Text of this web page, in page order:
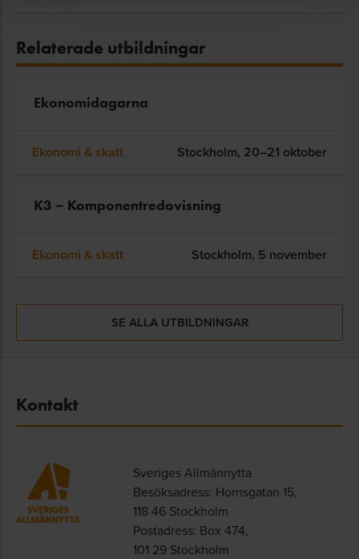
Relaterade utbildningar
Ekonomidagarna
Ekonomi & skatt Stockholm, 20–21 oktober
K3 – Komponentredovisning
Ekonomi & skatt Stockholm, 5 november
SE ALLA UTBILDNINGAR
Kontakt
Sveriges Allmännytta
Besöksadress: Hornsgatan 15,
118 46 Stockholm
Postadress: Box 474,
101 29 Stockholm